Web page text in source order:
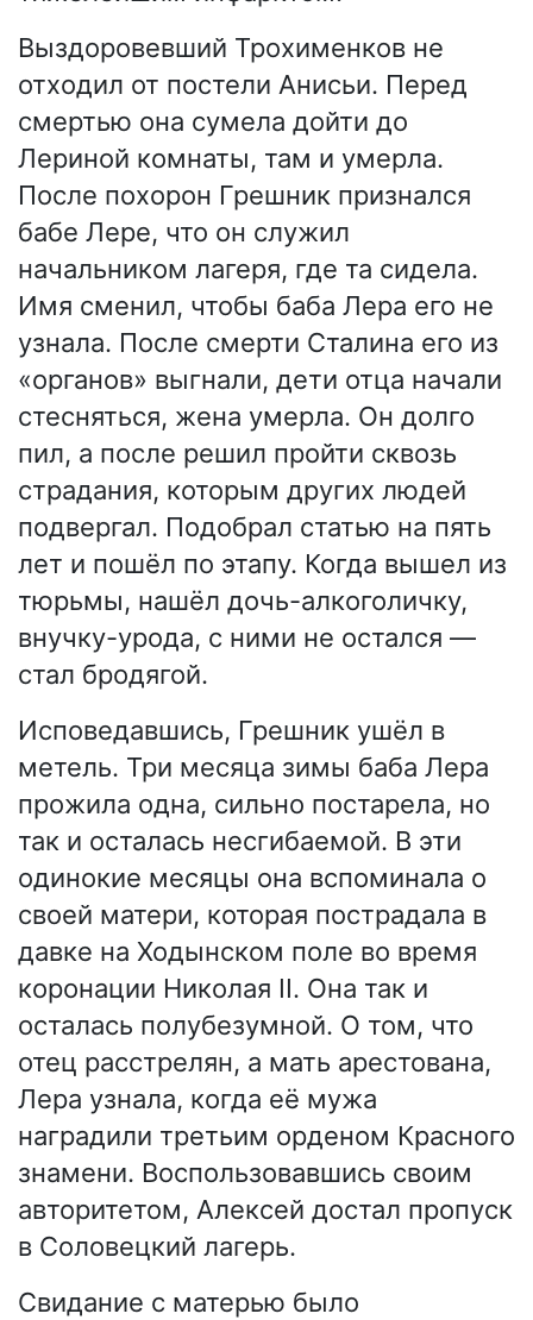
Выздоровевший Трохименков не
отходил от постели Анисьи. Перед
смертью она сумела дойти до
Лериной комнаты, там и умерла.
После похорон Грешник признался
бабе Лере, что он служил
начальником лагеря, где та сидела.
Имя сменил, чтобы баба Лера его не
узнала. После смерти Сталина его из
«органов» выгнали, дети отца начали
стесняться, жена умерла. Он долго
пил, а после решил пройти сквозь
страдания, которым других людей
подвергал. Подобрал статью на пять
лет и пошёл по этапу. Когда вышел из
тюрьмы, нашёл дочь-алкоголичку,
внучку-урода, с ними не остался —
стал бродягой.
Исповедавшись, Грешник ушёл в
метель. Три месяца зимы баба Лера
прожила одна, сильно постарела, но
так и осталась несгибаемой. В эти
одинокие месяцы она вспоминала о
своей матери, которая пострадала в
давке на Ходынском поле во время
коронации Николая II. Она так и
осталась полубезумной. О том, что
отец расстрелян, а мать арестована,
Лера узнала, когда её мужа
наградили третьим орденом Красного
знамени. Воспользовавшись своим
авторитетом, Алексей достал пропуск
в Соловецкий лагерь.
Свидание с матерью было